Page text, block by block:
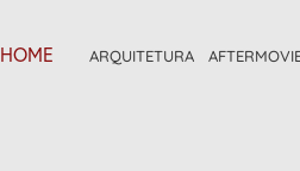
HOME ARQUITETURA